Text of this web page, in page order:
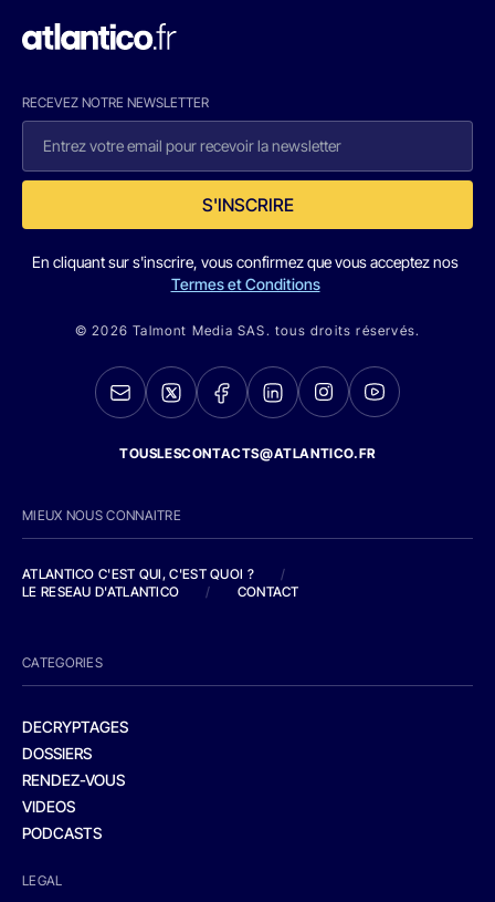
RECEVEZ NOTRE NEWSLETTER
S'INSCRIRE
En cliquant sur s'inscrire, vous confirmez que vous acceptez nos
Termes et Conditions
© 2026 Talmont Media SAS. tous droits réservés.
TOUSLESCONTACTS@ATLANTICO.FR
MIEUX NOUS CONNAITRE
ATLANTICO C'EST QUI, C'EST QUOI ?
/
LE RESEAU D'ATLANTICO
/ CONTACT
CATEGORIES
DECRYPTAGES
DOSSIERS
RENDEZ-VOUS
VIDEOS
PODCASTS
LEGAL